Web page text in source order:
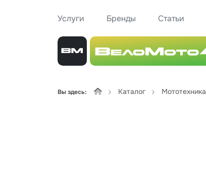
Услуги Бренды Статьи
Вы здесь: Каталог Мототехника